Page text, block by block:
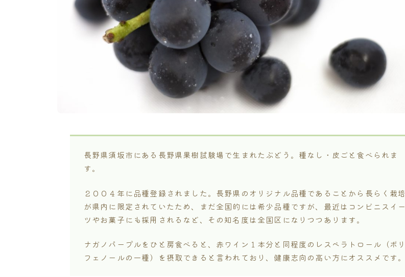
長野県須坂市にある長野県果樹試験場で生まれたぶどう。種なし・皮ごと食べられま
す。
２００４年に品種登録されました。長野県のオリジナル品種であることから長らく栽培
が県内に限定されていたため、まだ全国的には希少品種ですが、最近はコンビニスイー
ツやお菓子にも採用されるなど、その知名度は全国区になりつつあります。
ナガノパープルをひと房食べると、赤ワイン１本分と同程度のレスベラトロール（ポリ
フェノールの一種）を摂取できると言われており、健康志向の高い方にオススメです。